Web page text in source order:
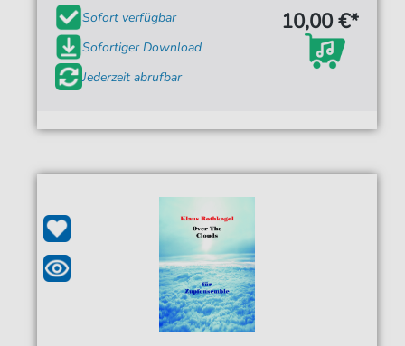
Sofort verfügbar
Sofortiger Download
Jederzeit abrufbar
10,00 €*